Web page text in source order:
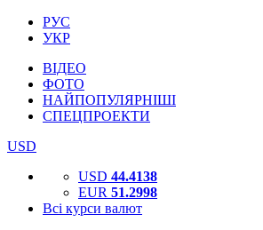
РУС
УКР
ВІДЕО
ФОТО
НАЙПОПУЛЯРНІШІ
СПЕЦПРОЕКТИ
USD
USD 44.4138
EUR 51.2998
Всі курси валют